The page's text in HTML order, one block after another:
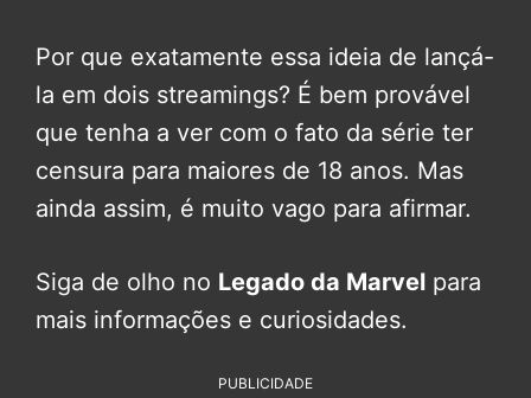
Por que exatamente essa ideia de lançá-
la em dois streamings? É bem provável
que tenha a ver com o fato da série ter
censura para maiores de 18 anos. Mas
ainda assim, é muito vago para afirmar.
Siga de olho no Legado da Marvel para
mais informações e curiosidades.
PUBLICIDADE